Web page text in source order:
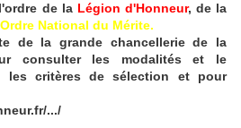
de laLégion d'Honneur, de la
National du Mérite.
de la grande chancellerie de la
consulter les modalités et le
les critères de sélection et pour
.../